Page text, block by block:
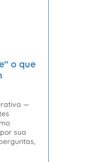
o que
—
sua